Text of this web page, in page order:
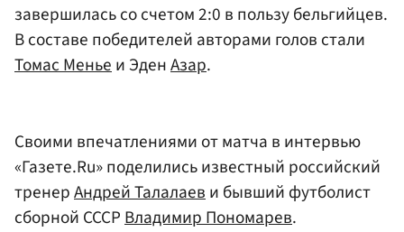
завершилась со счетом 2:0 в пользу бельгийцев.
В составе победителей авторами голов стали
Томас Меньеи ЭденАзар.
Своими впечатлениями от матча в интервью
«Газете.Ru» поделились известный российский
тренерАндрей Талалаеви бывший футболист
сборной СССРВладимир Пономарев.